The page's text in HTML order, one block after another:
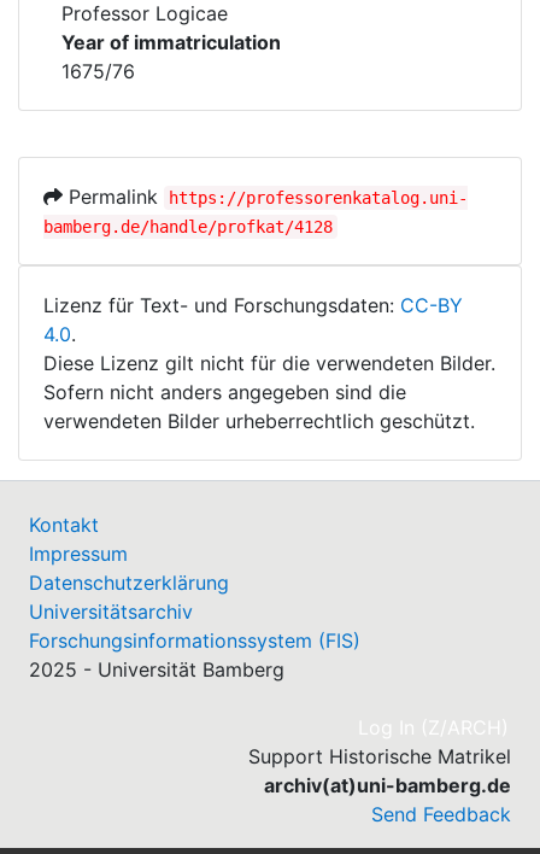
Professor Logicae
Year of immatriculation
1675/76
Permalink
https://professorenkatalog.uni-
bamberg.de/handle/profkat/4128
Lizenz für Text- und Forschungsdaten: CC-BY
4.0.
Diese Lizenz gilt nicht für die verwendeten Bilder.
Sofern nicht anders angegeben sind die
verwendeten Bilder urheberrechtlich geschützt.
Kontakt
Impressum
Datenschutzerklärung
Universitätsarchiv
Forschungsinformationssystem (FIS)
2025 - Universität Bamberg
Log In (Z/ARCH)
Support Historische Matrikel
archiv(at)uni-bamberg.de
Send Feedback